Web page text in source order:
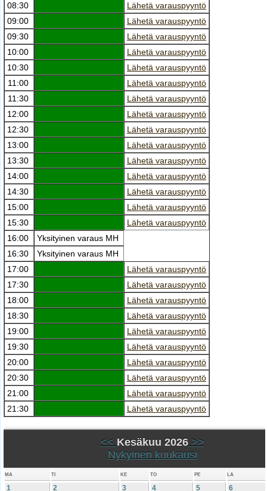
08:30
Lähetä varauspyyntö
09:00
Lähetä varauspyyntö
09:30
Lähetä varauspyyntö
10:00
Lähetä varauspyyntö
10:30
Lähetä varauspyyntö
11:00
Lähetä varauspyyntö
11:30
Lähetä varauspyyntö
12:00
Lähetä varauspyyntö
12:30
Lähetä varauspyyntö
13:00
Lähetä varauspyyntö
13:30
Lähetä varauspyyntö
14:00
Lähetä varauspyyntö
14:30
Lähetä varauspyyntö
15:00
Lähetä varauspyyntö
15:30
Lähetä varauspyyntö
16:00
Yksityinen varaus MH
16:30
Yksityinen varaus MH
17:00
Lähetä varauspyyntö
17:30
Lähetä varauspyyntö
18:00
Lähetä varauspyyntö
18:30
Lähetä varauspyyntö
19:00
Lähetä varauspyyntö
19:30
Lähetä varauspyyntö
20:00
Lähetä varauspyyntö
20:30
Lähetä varauspyyntö
21:00
Lähetä varauspyyntö
21:30
Lähetä varauspyyntö
<< Kesäkuu 2026>>
Nykyinen kuukausi
MA TI KE TO PE LA
1
2
3
4
5
6